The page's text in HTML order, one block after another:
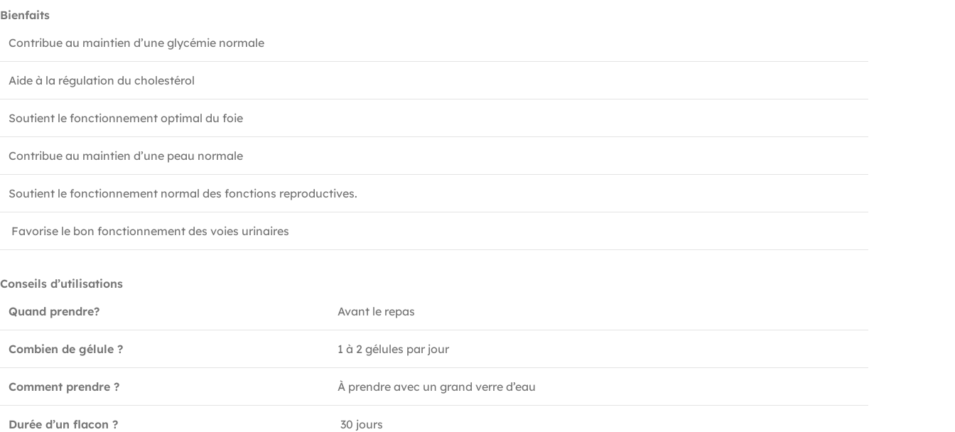
Bienfaits
Contribue au maintien d’une glycémie normale
Aide à la régulation du cholestérol
Soutient le fonctionnement optimal du foie
Contribue au maintien d’une peau normale
Soutient le fonctionnement normal des fonctions reproductives.
Favorise le bon fonctionnement des voies urinaires
Conseils d’utilisations
Quand prendre?
Avant le repas
Combien de gélule ? 1 à 2 gélules par jour
Comment prendre ? À prendre avec un grand verre d’eau
Durée d’un flacon ? 30 jours